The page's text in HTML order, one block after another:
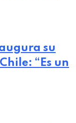
su
“Es un